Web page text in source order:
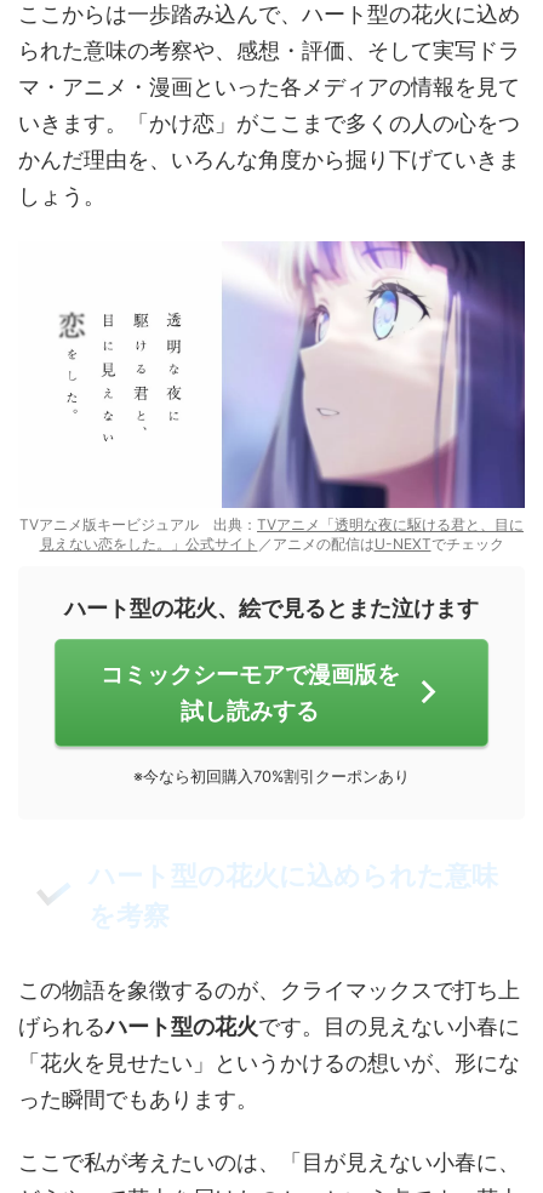
ここからは一歩踏み込んで、ハート型の花火に込め
られた意味の考察や、感想・評価、そして実写ドラ
マ・アニメ・漫画といった各メディアの情報を見て
いきます。「かけ恋」がここまで多くの人の心をつ
かんだ理由を、いろんな角度から掘り下げていきま
しょう。
TVアニメ版キービジュアル 出典： TVアニメ「透明な夜に駆ける君と、目に
見えない恋をした。」公式サイト ／アニメの配信はU-NEXTでチェック
ハート型の花火、絵で見るとまた泣けます
コミックシーモアで漫画版を
試し読みする
※今なら初回購入70%割引クーポンあり
ハート型の花火に込められた意味
を考察
この物語を象徴するのが、クライマックスで打ち上
げられるハート型の花火です。目の見えない小春に
「花火を見せたい」というかけるの想いが、形にな
った瞬間でもあります。
ここで私が考えたいのは、「目が見えない小春に、